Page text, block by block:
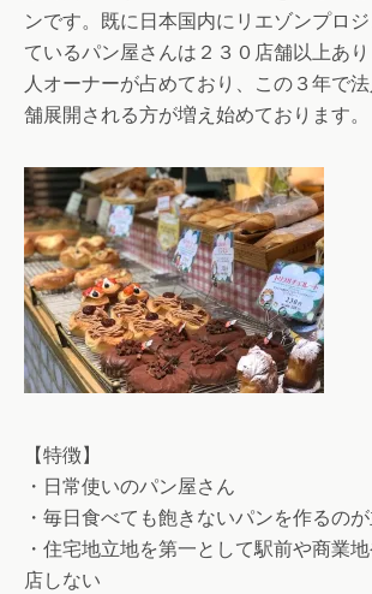
ンです。既に日本国内にリエゾンプロ
ているパン屋さんは２３０店舗以上あ
人オーナーが占めており、この３年で
舗展開される方が増え始めております。
【特徴】
・日常使いのパン屋さん
・毎日食べても飽きないパンを作るの
・住宅地立地を第一として駅前や商業
店しない